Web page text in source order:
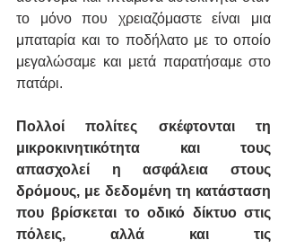
το μόνο που χρειαζόμαστε είναι μια
μπαταρία και το ποδήλατο με το οποίο
μεγαλώσαμε και μετά παρατήσαμε στο
πατάρι.
Πολλοί πολίτες σκέφτονται τη
μικροκινητικότητα και τους
απασχολεί η ασφάλεια στους
δρόμους, με δεδομένη τη κατάσταση
που βρίσκεται το οδικό δίκτυο στις
πόλεις, αλλά και τις